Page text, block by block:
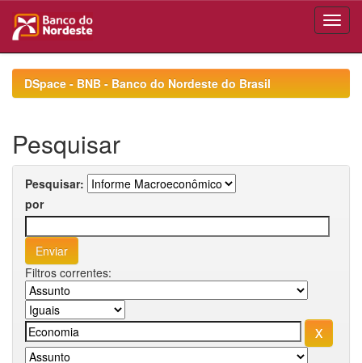
navigationDSpace - BNB - Banco do Nordeste do Brasil
Pesquisar
Pesquisar:
por
Filtros correntes: